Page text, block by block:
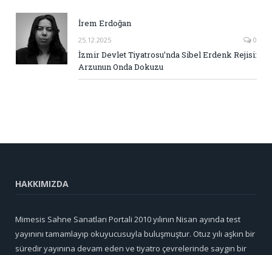
İrem Erdoğan
25.12.2025 0
İzmir Devlet Tiyatrosu’nda Sibel Erdenk Rejisi:
Arzunun Onda Dokuzu
HAKKIMIZDA
Mimesis Sahne Sanatları Portali 2010 yılının Nisan ayında test
yayınını tamamlayıp okuyucusuyla buluşmuştur. Otuz yılı aşkın bir
süredir yayınına devam eden ve tiyatro çevrelerinde saygın bir